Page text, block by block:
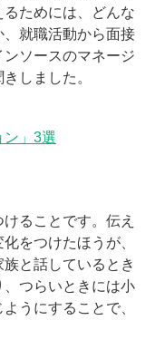
ためには、どんな
就職活動から面接
ソースのマネージ
しました。
ン」3選
ることです。伝え
をつけたほうが、
と話しているとき
つらいときには小
うにすることで、